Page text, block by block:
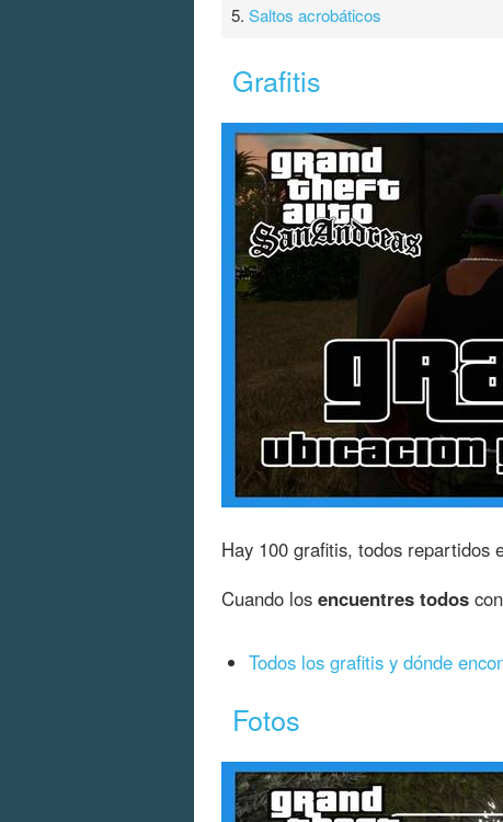
5.Saltos acrobáticos
Grafitis
Hay 100 grafitis, todos repartidos
Cuando los encuentres todos
Todos los grafitis y dónde
Fotos